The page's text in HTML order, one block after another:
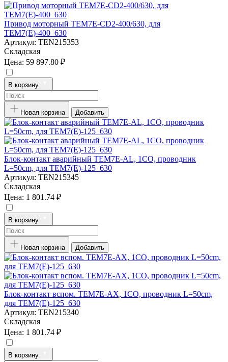
Привод моторный TEM7E-CD2-400/630, для
TEM7(E)-400_630
Артикул: TEN215353
Складская
Цена: 59 897.80 ₽
В корзину
Новая корзина Добавить
Блок-контакт аварийный TEM7E-AL, 1CO, проводник
L=50cm, для TEM7(E)-125_630
Артикул: TEN215345
Складская
Цена: 1 801.74 ₽
В корзину
Новая корзина Добавить
Блок-контакт вспом. TEM7E-AX, 1CO, проводник L=50cm,
для TEM7(E)-125_630
Артикул: TEN215340
Складская
Цена: 1 801.74 ₽
В корзину